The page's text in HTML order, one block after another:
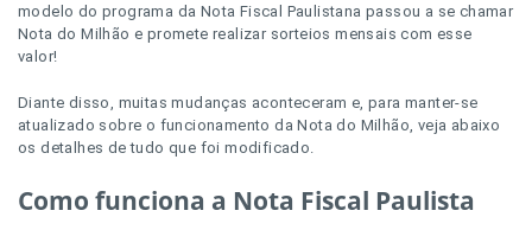
modelo do programa da Nota Fiscal Paulistana passou a se chamar
Nota do Milhão e promete realizar sorteios mensais com esse
valor!
Diante disso, muitas mudanças aconteceram e, para manter-se
atualizado sobre o funcionamento da Nota do Milhão, veja abaixo
os detalhes de tudo que foi modificado.
Como funciona a Nota Fiscal Paulista